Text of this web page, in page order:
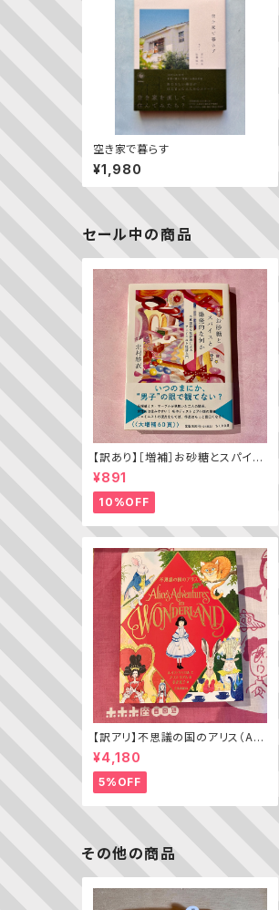
空き家で暮らす
¥1,980
セール中の商品
【訳あり】［増補］お砂糖とスパイス
と爆発的な何か ——不真面目な
批評家によるフェミニスト批評入門
¥891
10%OFF
【訳アリ】不思議の国のアリス（Alic
e’s Adventures in WONDERL
AND）
¥4,180
5%OFF
その他の商品